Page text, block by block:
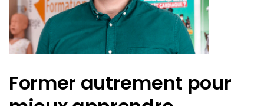
Former autrement pour